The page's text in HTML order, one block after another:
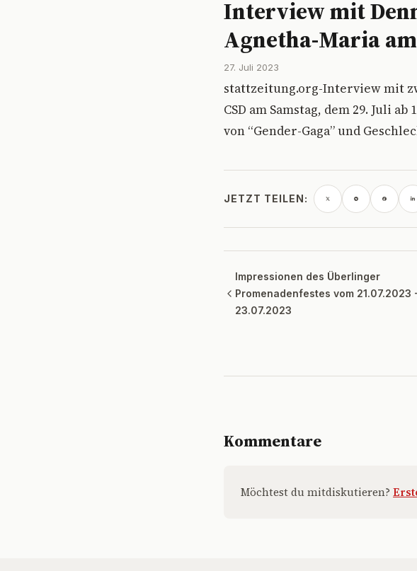
Interview mit
Agnetha-Maria
27. Juli 2023
stattzeitung.org-Interview mit
CSD am Samstag, dem 29. Juli
von “Gender-Gaga” und
JETZT TEILEN:
Impressionen des Überlinger
Promenadenfestes vom 21.07.2023
23.07.2023
Kommentare
Möchtest du mitdiskutieren?